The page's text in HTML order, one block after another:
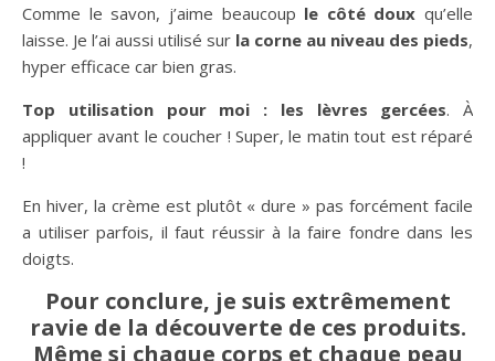
Comme le savon, j’aime beaucoup le côté doux qu’elle
laisse. Je l’ai aussi utilisé sur la corne au niveau des pieds,
hyper efficace car bien gras.
Top utilisation pour moi : les lèvres gercées. À
appliquer avant le coucher ! Super, le matin tout est réparé
!
En hiver, la crème est plutôt « dure » pas forcément facile
a utiliser parfois, il faut réussir à la faire fondre dans les
doigts.
Pour conclure, je suis extrêmement
ravie de la découverte de ces produits.
Même si chaque corps et chaque peau